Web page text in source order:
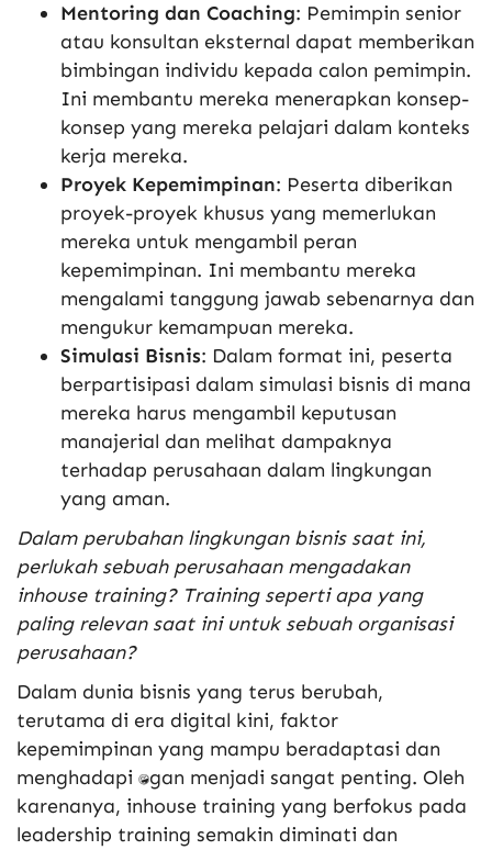
Mentoring dan Coaching: Pemimpin senior
atau konsultan eksternal dapat memberikan
bimbingan individu kepada calon pemimpin.
Ini membantu mereka menerapkan konsep-
konsep yang mereka pelajari dalam konteks
kerja mereka.
Proyek Kepemimpinan: Peserta diberikan
proyek-proyek khusus yang memerlukan
mereka untuk mengambil peran
kepemimpinan. Ini membantu mereka
mengalami tanggung jawab sebenarnya dan
mengukur kemampuan mereka.
Simulasi Bisnis: Dalam format ini, peserta
berpartisipasi dalam simulasi bisnis di mana
mereka harus mengambil keputusan
manajerial dan melihat dampaknya
terhadap perusahaan dalam lingkungan
yang aman.
Dalam perubahan lingkungan bisnis saat ini,
perlukah sebuah perusahaan mengadakan
inhouse training? Training seperti apa yang
paling relevan saat ini untuk sebuah organisasi
perusahaan?
Dalam dunia bisnis yang terus berubah,
terutama di era digital kini, faktor
kepemimpinan yang mampu beradaptasi dan
menghadapi tantangan menjadi sangat penting. Oleh
karenanya, inhouse training yang berfokus pada
leadership training semakin diminati dan